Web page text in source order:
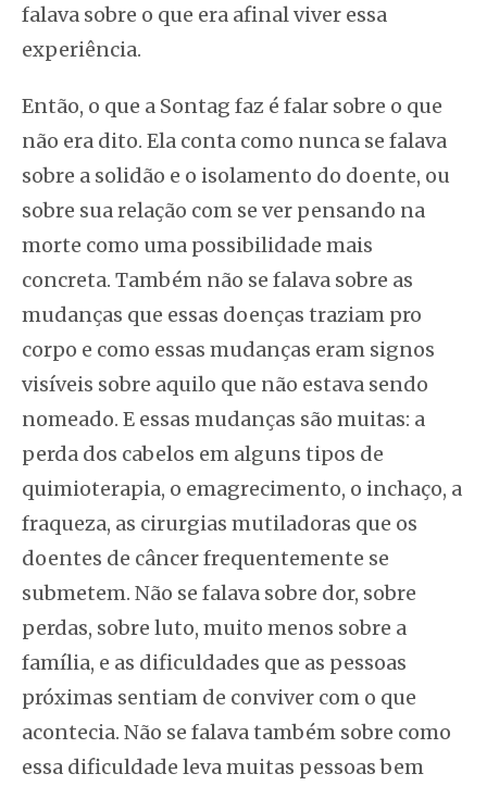
falava sobre o que era afinal viver essa
experiência.
Então, o que a Sontag faz é falar sobre o que
não era dito. Ela conta como nunca se falava
sobre a solidão e o isolamento do doente, ou
sobre sua relação com se ver pensando na
morte como uma possibilidade mais
concreta. Também não se falava sobre as
mudanças que essas doenças traziam pro
corpo e como essas mudanças eram signos
visíveis sobre aquilo que não estava sendo
nomeado. E essas mudanças são muitas: a
perda dos cabelos em alguns tipos de
quimioterapia, o emagrecimento, o inchaço, a
fraqueza, as cirurgias mutiladoras que os
doentes de câncer frequentemente se
submetem. Não se falava sobre dor, sobre
perdas, sobre luto, muito menos sobre a
família, e as dificuldades que as pessoas
próximas sentiam de conviver com o que
acontecia. Não se falava também sobre como
essa dificuldade leva muitas pessoas bem